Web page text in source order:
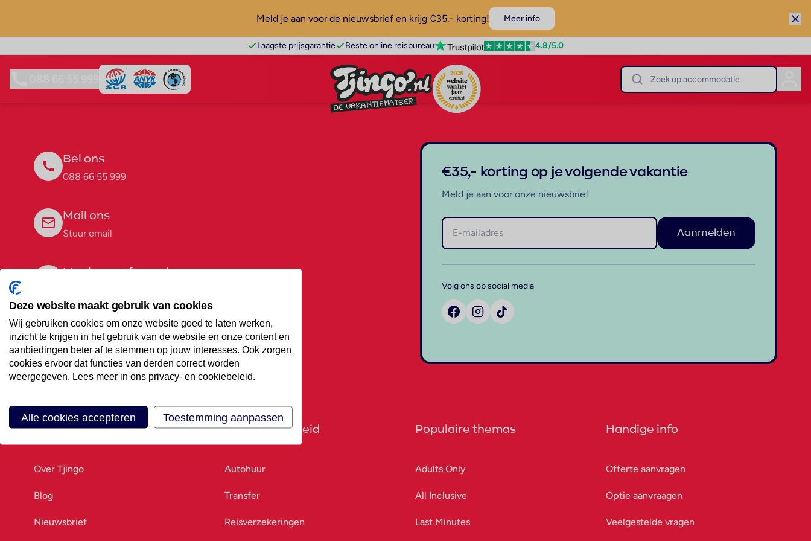
Meld je aan voor de nieuwsbrief en krijg €35,- korting! Meer info
Laagste prijsgarantie Beste online reisbureau 4.8/5.0
Bel ons
088 66 55 999
Mail ons
Stuur email
Maak een afspraak
Offerte aanvragen
Vraag offerte aan
€35,- korting op je volgende vakantie
Meld je aan voor onze nieuwsbrief
Aanmelden
Volg ons op social media
Ons bedrijf
Over Tjingo
Blog
Nieuwsbrief
Goed voorbereid
Autohuur
Transfer
Reisverzekeringen
Populaire themas
Adults Only
All Inclusive
Last Minutes
Handige info
Offerte aanvragen
Optie aanvraagen
Veelgestelde vragen
Deze website maakt gebruik van cookies
Wij gebruiken cookies om onze website goed te laten werken,
inzicht te krijgen in het gebruik van de website en onze content en
aanbiedingen beter af te stemmen op jouw interesses. Ook zorgen
cookies ervoor dat functies van derden correct worden
weergegeven. Lees meer in ons privacy- en cookiebeleid.
Alle cookies accepteren Toestemming aanpassen